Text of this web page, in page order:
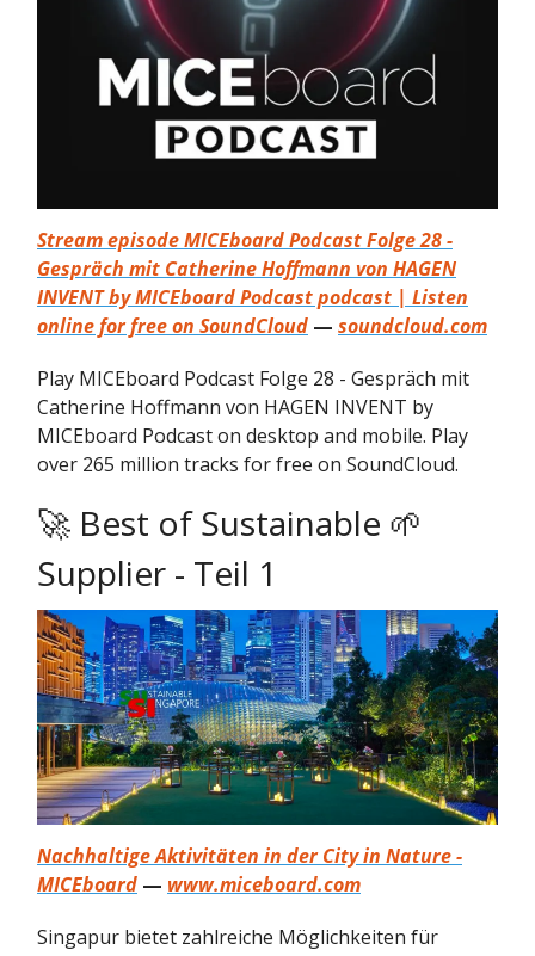
Stream episode MICEboard Podcast Folge 28 -
Gespräch mit Catherine Hoffmann von HAGEN
INVENT by MICEboard Podcast podcast | Listen
online for free on SoundCloud — soundcloud.com
Play MICEboard Podcast Folge 28 - Gespräch mit
Catherine Hoffmann von HAGEN INVENT by
MICEboard Podcast on desktop and mobile. Play
over 265 million tracks for free on SoundCloud.
🚀 Best of Sustainable 🌱
Supplier - Teil 1
Nachhaltige Aktivitäten in der City in Nature -
MICEboard — www.miceboard.com
Singapur bietet zahlreiche Möglichkeiten für